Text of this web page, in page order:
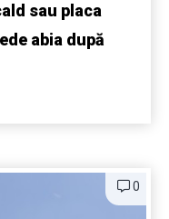
sau placa
abia după
0